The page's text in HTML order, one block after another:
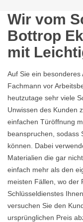
Wir vom
Bottrop
mit
Auf Sie ein
Fachmann vor
heutzutage sehr viele
Unwissen des Kunden
einfachen Türöffnung
beanspruchen, sodass
können. Dabei
Materialien die gar
einfach mehr als den
meisten Fällen, wo der
Schlüsseldienstes
versuchen Sie den
ursprünglichen Preis